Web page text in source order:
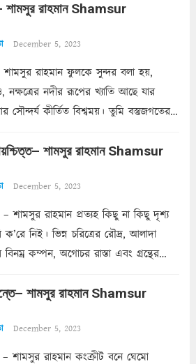
নইলে একটি দেয়াল নিমেষেই ভীষণ
শামসুর রাহমান Shamsur
December 5, 2023
– শামসুর রাহমান ফুলকে সুন্দর বলা হয়,
নক্ষত্রের নদীর রূপের খ্যাতি আছে যার
সৌন্দর্য কীর্তিত বিশ্বময়। তুমি বস্তুজগতের
পার্থক্য অনেক। তোমাকে সুন্দরী বলা চলে,
শামসুর রাহমান Shamsur
December 5, 2023
– শামসুর রাহমান প্রত্যহ কিছু না কিছু দৃশ্য
নিই। ভিন্ন চরিত্রের রৌদ্র, আলাদা
বিনম্র কম্পন, অগোচর রাস্তা এবং গ্রন্থের
মোহন মিথুন মূর্তি, লোপামুদ্রা ভীষণ বিব্রত
শামসুর রাহমান Shamsur
December 5, 2023
– শামসুর রাহমান কংক্রীট বনে ঘেমো